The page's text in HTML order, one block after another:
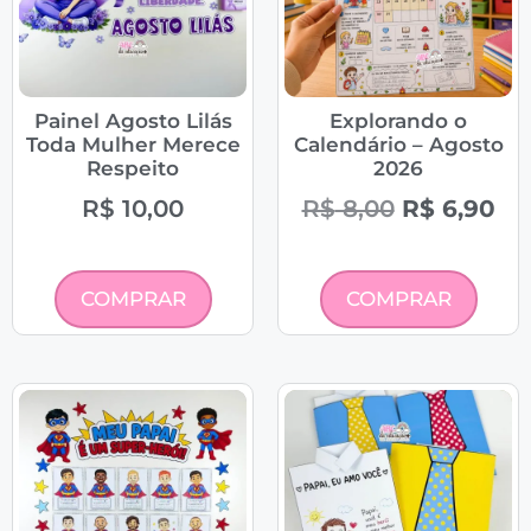
Painel Agosto Lilás
Toda Mulher Merece
Respeito
R$ 10,00
COMPRAR
Explorando o
Calendário – Agosto
2026
R$8,00 R$6,90
COMPRAR